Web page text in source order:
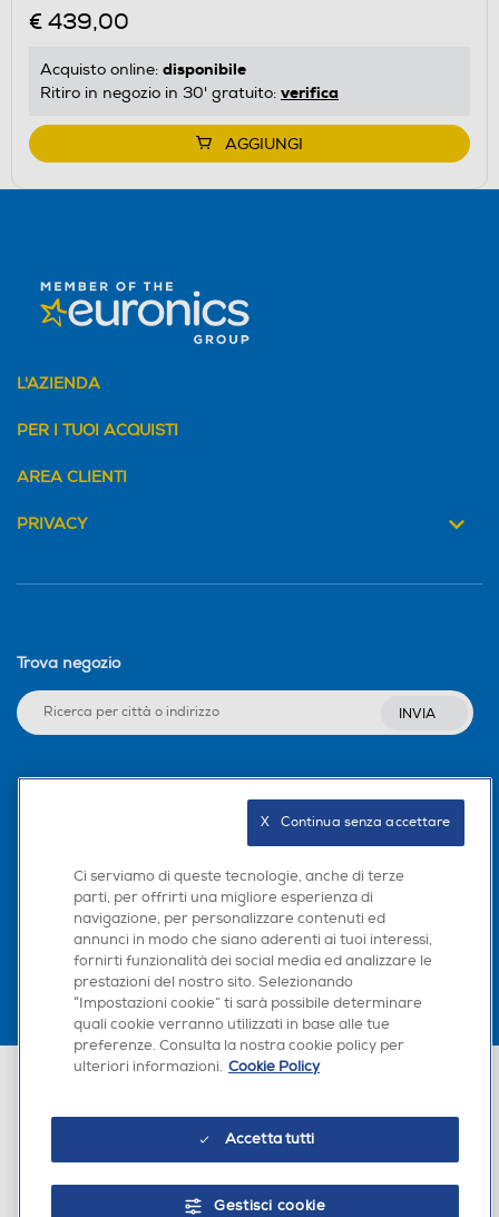
€ 439,00
Acquisto online: disponibile
Ritiro in negozio in 30' gratuito: verifica
AGGIUNGI
L'AZIENDA
PER I TUOI ACQUISTI
AREA CLIENTI
PRIVACY
Trova negozio
INVIA
Scarica la nostra app
Euronics Italia SpA. Sede legale Via Montefeltro, 6/a 20156 Milano
Ci serviamo di queste tecnologie, anche di terze
parti, per offrirti una migliore esperienza di
navigazione, per personalizzare contenuti ed
annunci in modo che siano aderenti ai tuoi interessi,
fornirti funzionalità dei social media ed analizzare le
prestazioni del nostro sito. Selezionando
“Impostazioni cookie” ti sarà possibile determinare
quali cookie verranno utilizzati in base alle tue
preferenze. Consulta la nostra cookie policy per
ulteriori informazioni. Cookie Policy
Accetta tutti
Gestisci cookie
X   Continua senza accettare